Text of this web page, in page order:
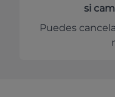
si
Puedes